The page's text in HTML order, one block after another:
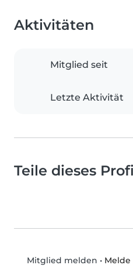
Aktivitäten
Mitglied seit
Letzte Aktivität
Teile dieses
Mitglied melden •